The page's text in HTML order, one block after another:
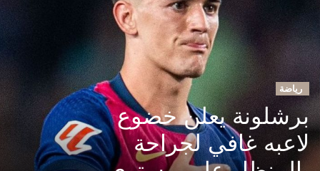
رياضة
برشلونة يعلن خضوع
لاعبه غافي لجراحة